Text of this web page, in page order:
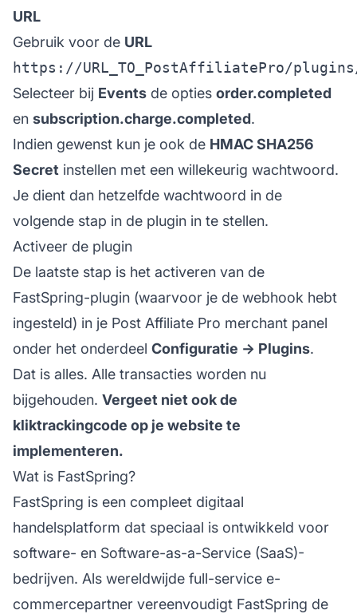
URL
Gebruik voor de URL
https://URL_TO_PostAffiliatePro/
Selecteer bij Events de opties order.completed
en subscription.charge.completed.
Indien gewenst kun je ook de HMAC SHA256
Secret instellen met een willekeurig wachtwoord.
Je dient dan hetzelfde wachtwoord in de
volgende stap in de plugin in te stellen.
Activeer de plugin
De laatste stap is het activeren van de
FastSpring-plugin (waarvoor je de webhook hebt
ingesteld) in je Post Affiliate Pro merchant panel
onder het onderdeel Configuratie -> Plugins.
Dat is alles. Alle transacties worden nu
bijgehouden. Vergeet niet ook de
kliktrackingcode op je website te
implementeren.
Wat is FastSpring?
FastSpring is een compleet digitaal
handelsplatform dat speciaal is ontwikkeld voor
software- en Software-as-a-Service (SaaS)-
bedrijven. Als wereldwijde full-service e-
commercepartner vereenvoudigt FastSpring de